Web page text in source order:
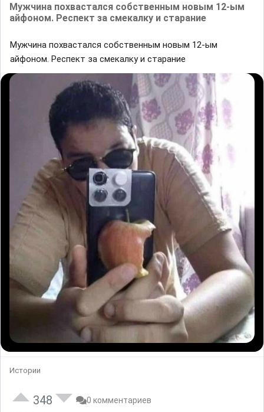
Мужчина похвастался собственным новым 12-ым
айфоном. Респект за смекалку и старание
Мужчина похвастался собственным новым 12-ым
айфоном. Респект за смекалку и старание
Истории
348 0 комментариев